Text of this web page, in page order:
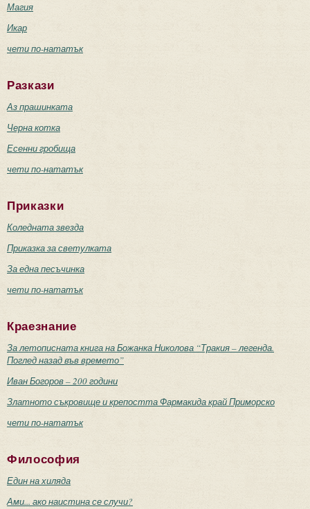
Магия
Икар
чети по-нататък
Разкази
Аз прашинката
Черна котка
Есенни гробища
чети по-нататък
Приказки
Коледната звезда
Приказка за светулката
За една песъчинка
чети по-нататък
Краезнание
За летописната книга на Божанка Николова “Тракия – легенда.
Поглед назад във времето”
Иван Богоров – 200 години
Златното съкровище и крепостта Фармакида край Приморско
чети по-нататък
Философия
Един на хиляда
Ами... ако наистина се случи?